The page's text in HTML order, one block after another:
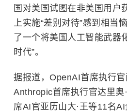
国对美国试图在非美国用户
上实施“差别对待”感到相当
了一个将美国人工智能武器
时代”。
据报道， OpenAI首席执行官
Anthropic首席执行官达里奥
席AI官亚历山大·王等11名